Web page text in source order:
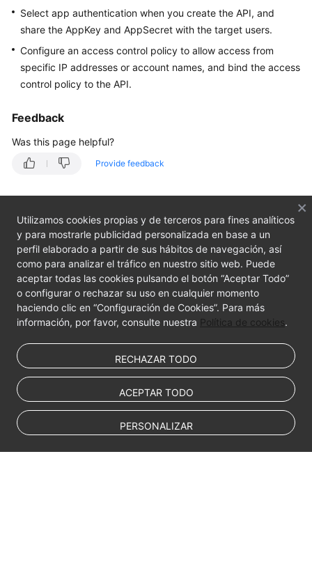
Getting
Started
User
Guide
SDK
Reference
Best
Practices
FAQs
Select app authentication when you create the API, and
share the AppKey and AppSecret with the target users.
Configure an access control policy to allow access from
specific IP addresses or account names, and bind the access
control policy to the API.
Feedback
Was this page helpful?
Provide feedback
Utilizamos cookies propias y de terceros para fines analíticos
y para mostrarle publicidad personalizada en base a un
perfil elaborado a partir de sus hábitos de navegación, así
como para analizar el tráfico en nuestro sitio web. Puede
aceptar todas las cookies pulsando el botón “Aceptar Todo”
o configurar o rechazar su uso en cualquier momento
haciendo clic en “Configuración de Cookies”. Para más
información, por favor, consulte nuestra Política de cookies.
RECHAZAR TODO
ACEPTAR TODO
PERSONALIZAR